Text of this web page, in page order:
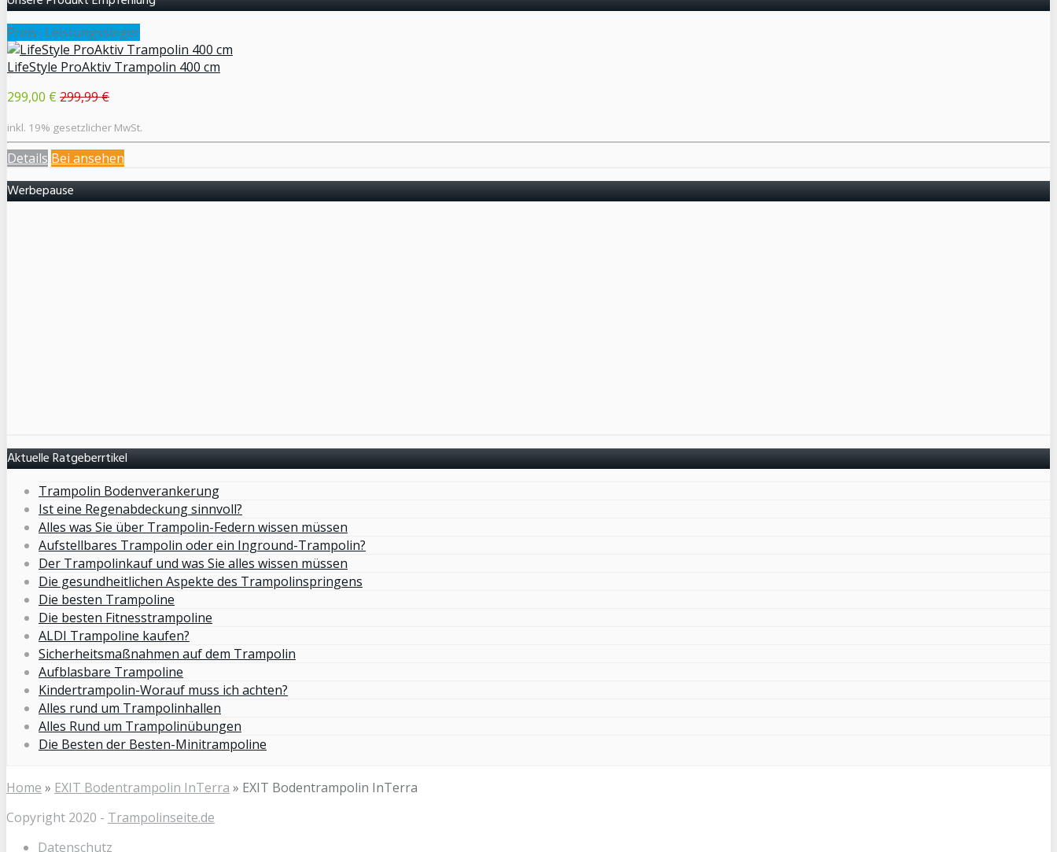
Preis- Leistungssieger
LifeStyle ProAktiv Trampolin 400 cm
299,00 € 299,99 €
inkl. 19% gesetzlicher MwSt.
Details Bei ansehen
Werbepause
Aktuelle Ratgeberrtikel
Trampolin Bodenverankerung
Ist eine Regenabdeckung sinnvoll?
Alles was Sie über Trampolin-Federn wissen müssen
Aufstellbares Trampolin oder ein Inground-Trampolin?
Der Trampolinkauf und was Sie alles wissen müssen
Die gesundheitlichen Aspekte des Trampolinspringens
Die besten Trampoline
Die besten Fitnesstrampoline
ALDI Trampoline kaufen?
Sicherheitsmaßnahmen auf dem Trampolin
Aufblasbare Trampoline
Kindertrampolin-Worauf muss ich achten?
Alles rund um Trampolinhallen
Alles Rund um Trampolinübungen
Die Besten der Besten-Minitrampoline
Home » EXIT Bodentrampolin InTerra » EXIT Bodentrampolin InTerra
Copyright 2020 - Trampolinseite.de
Datenschutz